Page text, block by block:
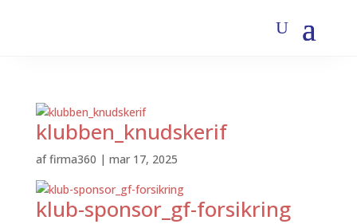
klubben_knudskerif
affirma360 | mar 17, 2025
klub-sponsor_gf-forsikring